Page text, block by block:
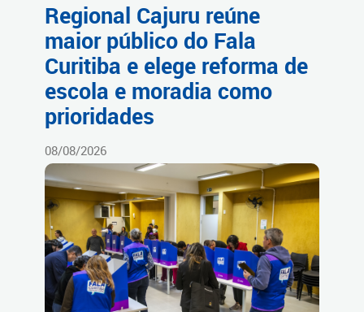
Regional Cajuru reúne
maior público do Fala
Curitiba e elege reforma de
escola e moradia como
prioridades
08/08/2026